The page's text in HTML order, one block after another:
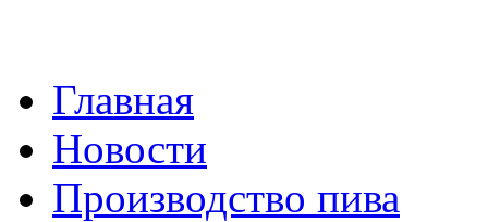
Главная
Новости
Производство пива